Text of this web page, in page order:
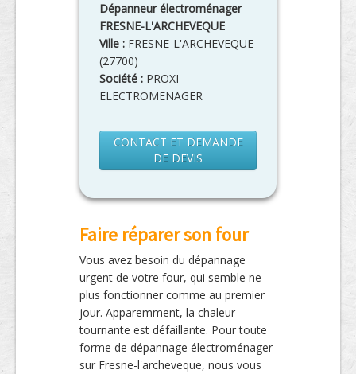
Dépanneur électroménager
FRESNE-L'ARCHEVEQUE
Ville : FRESNE-L'ARCHEVEQUE
(27700)
Société : PROXI
ELECTROMENAGER
CONTACT ET DEMANDE
DE DEVIS
Faire réparer son four
Vous avez besoin du dépannage
urgent de votre four, qui semble ne
plus fonctionner comme au premier
jour. Apparemment, la chaleur
tournante est défaillante. Pour toute
forme de dépannage électroménager
sur Fresne-l'archeveque, nous vous